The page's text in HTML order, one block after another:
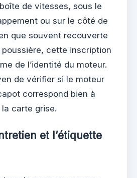
de vitesses, sous le
ou sur le côté de
que souvent recouverte
cette inscription
de l’identité du moteur.
de vérifier si le moteur
correspond bien à
carte grise.
et l’étiquette